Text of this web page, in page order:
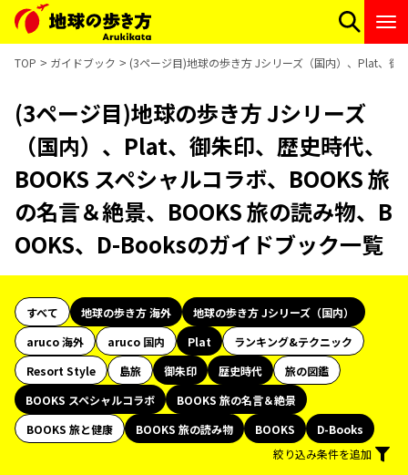
TOP ガイドブック (3ページ目)地球の歩き方 Jシリーズ（国内）、Plat、御
(3ページ目)地球の歩き方 Jシリーズ
（国内）、Plat、御朱印、歴史時代、
BOOKS スペシャルコラボ、BOOKS 旅
の名言＆絶景、BOOKS 旅の読み物、B
OOKS、D-Booksのガイドブック一覧
すべて 地球の歩き方 海外
地球の歩き方 Jシリーズ（国内）
aruco 海外
aruco 国内 Plat
ランキング&テクニック
Resort Style
島旅 御朱印 歴史時代
旅の図鑑
BOOKS スペシャルコラボ
BOOKS 旅の名言＆絶景
BOOKS 旅と健康
BOOKS 旅の読み物 BOOKS
D-Books
絞り込み条件を追加